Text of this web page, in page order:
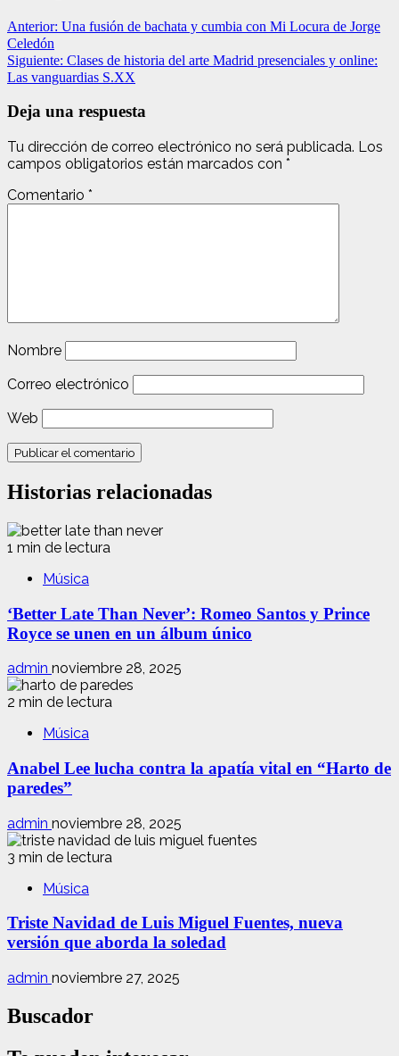
Anterior: Una fusión de bachata y cumbia con Mi Locura de Jorge
Celedón
Siguiente: Clases de historia del arte Madrid presenciales y online:
Las vanguardias S.XX
Deja una respuesta
Tu dirección de correo electrónico no será publicada. Los
campos obligatorios están marcados con *
Comentario *
Nombre
Correo electrónico
Web
Historias relacionadas
1 min de lectura
Música
‘Better Late Than Never’: Romeo Santos y Prince
Royce se unen en un álbum único
admin noviembre 28, 2025
2 min de lectura
Música
Anabel Lee lucha contra la apatía vital en “Harto de
paredes”
admin noviembre 28, 2025
3 min de lectura
Música
Triste Navidad de Luis Miguel Fuentes, nueva
versión que aborda la soledad
admin noviembre 27, 2025
Buscador